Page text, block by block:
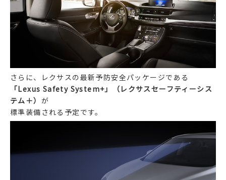
さらに、レクサスの最新予防安全パッケージである
「Lexus Safety System+」（レクサスセーフティーシス
テム＋） が
標準装備される予定です。